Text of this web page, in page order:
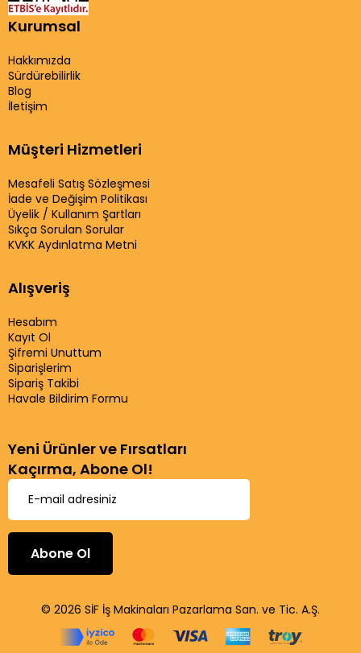
Kurumsal
Hakkımızda
Sürdürebilirlik
Blog
İletişim
Müşteri Hizmetleri
Mesafeli Satış Sözleşmesi
İade ve Değişim Politikası
Üyelik / Kullanım Şartları
Sıkça Sorulan Sorular
KVKK Aydınlatma Metni
Alışveriş
Hesabım
Kayıt Ol
Şifremi Unuttum
Siparişlerim
Sipariş Takibi
Havale Bildirim Formu
Yeni Ürünler ve Fırsatları
Kaçırma, Abone Ol!
Abone Ol
© 2026 SİF İş Makinaları Pazarlama San. ve Tic. A.Ş.